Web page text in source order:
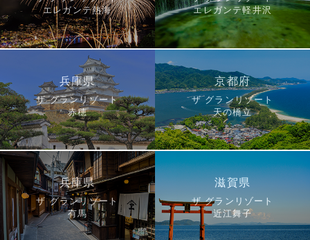
エレガンテ熱海
エレガンテ軽井沢
兵庫県
ザ グランリゾート
赤穂
京都府
ザ グランリゾート
天の橋立
兵庫県
ザ グランリゾート
有馬
滋賀県
ザ グランリゾート
近江舞子